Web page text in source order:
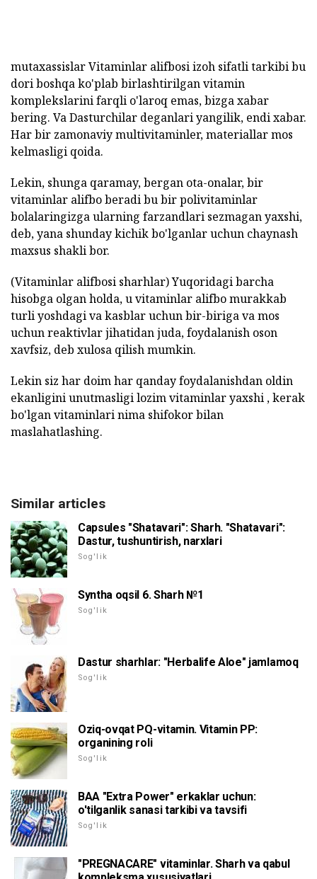
mutaxassislar Vitaminlar alifbosi izoh sifatli tarkibi bu
dori boshqa ko'plab birlashtirilgan vitamin
komplekslarini farqli o'laroq emas, bizga xabar
bering. Va Dasturchilar deganlari yangilik, endi xabar.
Har bir zamonaviy multivitaminler, materiallar mos
kelmasligi qoida.
Lekin, shunga qaramay, bergan ota-onalar, bir
vitaminlar alifbo beradi bu bir polivitaminlar
bolalaringizga ularning farzandlari sezmagan yaxshi,
deb, yana shunday kichik bo'lganlar uchun chaynash
maxsus shakli bor.
(Vitaminlar alifbosi sharhlar) Yuqoridagi barcha
hisobga olgan holda, u vitaminlar alifbo murakkab
turli yoshdagi va kasblar uchun bir-biriga va mos
uchun reaktivlar jihatidan juda, foydalanish oson
xavfsiz, deb xulosa qilish mumkin.
Lekin siz har doim har qanday foydalanishdan oldin
ekanligini unutmasligi lozim vitaminlar yaxshi , kerak
bo'lgan vitaminlari nima shifokor bilan
maslahatlashing.
Similar articles
Capsules "Shatavari": Sharh. "Shatavari":
Dastur, tushuntirish, narxlari
Sog'lik
Syntha oqsil 6. Sharh №1
Sog'lik
Dastur sharhlar: "Herbalife Aloe" jamlamoq
Sog'lik
Oziq-ovqat PQ-vitamin. Vitamin PP:
organining roli
Sog'lik
BAA "Extra Power" erkaklar uchun:
o'tilganlik sanasi tarkibi va tavsifi
Sog'lik
"PREGNACARE" vitaminlar. Sharh va qabul